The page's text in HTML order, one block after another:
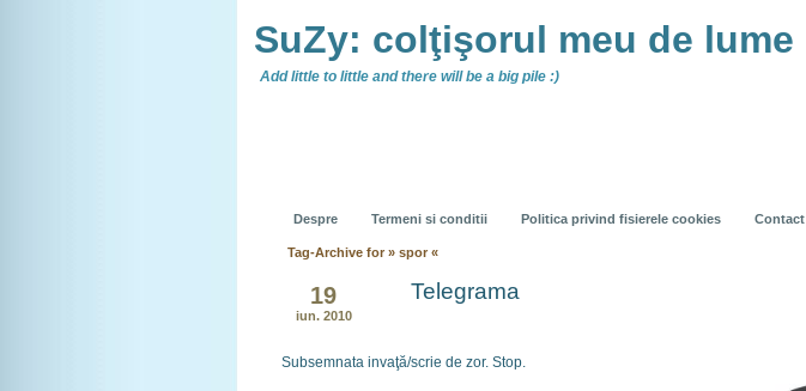
SuZy: colţişorul meu de lume
Add little to little and there will be a big pile :)
Despre Termeni si conditii Politica privind fisierele cookies Contact
Tag-Archive for » spor «
19
iun. 2010
Telegrama
Subsemnata invaţă/scrie de zor. Stop.